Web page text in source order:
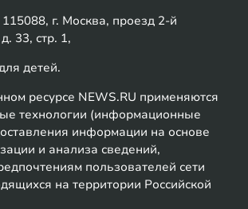
г. Москва, проезд 2-й
33, стр. 1,
детей.
ресурсе NEWS.RU применяются
технологии (информационные
информации на основе
и анализа сведений,
пользователей сети
на территории Российской